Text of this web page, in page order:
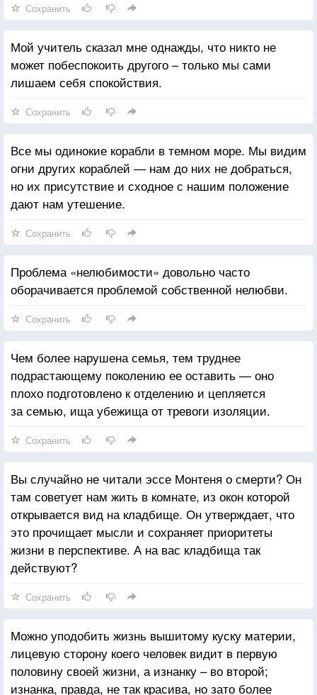
падает.
Сохранить
Мой учитель сказал мне однажды, что никто не
может побеспокоить другого – только мы сами
лишаем себя спокойствия.
Сохранить
Все мы одинокие корабли в темном море. Мы видим
огни других кораблей — нам до них не добраться,
но их присутствие и сходное с нашим положение
дают нам утешение.
Сохранить
Проблема «нелюбимости» довольно часто
оборачивается проблемой собственной нелюбви.
Сохранить
Чем более нарушена семья, тем труднее
подрастающему поколению ее оставить — оно
плохо подготовлено к отделению и цепляется
за семью, ища убежища от тревоги изоляции.
Сохранить
Вы случайно не читали эссе Монтеня о смерти? Он
там советует нам жить в комнате, из окон которой
открывается вид на кладбище. Он утверждает, что
это прочищает мысли и сохраняет приоритеты
жизни в перспективе. А на вас кладбища так
действуют?
Сохранить
Можно уподобить жизнь вышитому куску материи,
лицевую сторону коего человек видит в первую
половину своей жизни, а изнанку – во второй;
изнанка, правда, не так красива, но зато более